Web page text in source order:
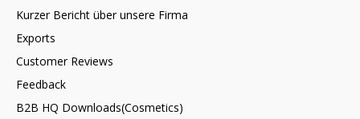
Kurzer Bericht über unsere Firma
Exports
Customer Reviews
Feedback
B2B HQ Downloads(Cosmetics)